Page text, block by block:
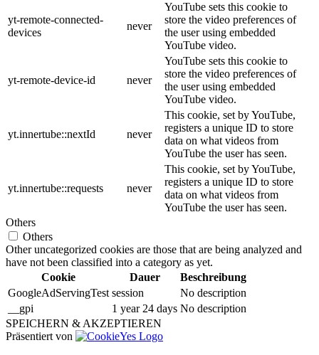
yt-remote-connected-
devices
never
YouTube sets this cookie to
store the video preferences of
the user using embedded
YouTube video.
yt-remote-device-id never
YouTube sets this cookie to
store the video preferences of
the user using embedded
YouTube video.
yt.innertube::nextId never
This cookie, set by YouTube,
registers a unique ID to store
data on what videos from
YouTube the user has seen.
yt.innertube::requests never
This cookie, set by YouTube,
registers a unique ID to store
data on what videos from
YouTube the user has seen.
Others
Others
Other uncategorized cookies are those that are being analyzed and
have not been classified into a category as yet.
Cookie
Dauer
Beschreibung
GoogleAdServingTest session
No description
__gpi
1 year 24 days No description
SPEICHERN & AKZEPTIEREN
Präsentiert von